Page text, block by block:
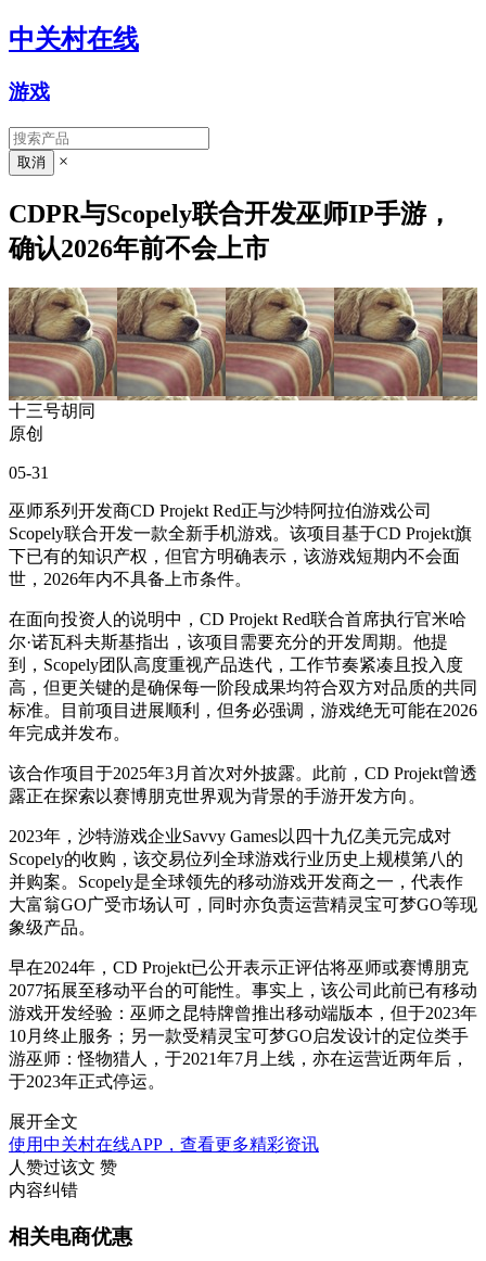
中关村在线
游戏
×
CDPR与Scopely联合开发巫师IP手游，
确认2026年前不会上市
十三号胡同
原创
05-31
巫师系列开发商CD Projekt Red正与沙特阿拉伯游戏公司
Scopely联合开发一款全新手机游戏。该项目基于CD Projekt旗
下已有的知识产权，但官方明确表示，该游戏短期内不会面
世，2026年内不具备上市条件。
在面向投资人的说明中，CD Projekt Red联合首席执行官米哈
尔·诺瓦科夫斯基指出，该项目需要充分的开发周期。他提
到，Scopely团队高度重视产品迭代，工作节奏紧凑且投入度
高，但更关键的是确保每一阶段成果均符合双方对品质的共同
标准。目前项目进展顺利，但务必强调，游戏绝无可能在2026
年完成并发布。
该合作项目于2025年3月首次对外披露。此前，CD Projekt曾透
露正在探索以赛博朋克世界观为背景的手游开发方向。
2023年，沙特游戏企业Savvy Games以四十九亿美元完成对
Scopely的收购，该交易位列全球游戏行业历史上规模第八的
并购案。Scopely是全球领先的移动游戏开发商之一，代表作
大富翁GO广受市场认可，同时亦负责运营精灵宝可梦GO等现
象级产品。
早在2024年，CD Projekt已公开表示正评估将巫师或赛博朋克
2077拓展至移动平台的可能性。事实上，该公司此前已有移动
游戏开发经验：巫师之昆特牌曾推出移动端版本，但于2023年
10月终止服务；另一款受精灵宝可梦GO启发设计的定位类手
游巫师：怪物猎人，于2021年7月上线，亦在运营近两年后，
于2023年正式停运。
展开全文
使用中关村在线APP，查看更多精彩资讯
人赞过该文 赞
内容纠错
相关电商优惠